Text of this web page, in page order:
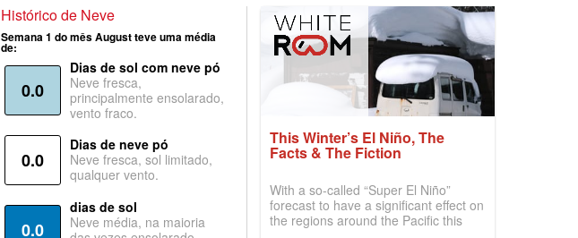
Histórico de Neve
Semana 1 do mês August teve uma média
de:
0.0
Dias de sol com neve pó
Neve fresca,
principalmente ensolarado,
vento fraco.
0.0
Dias de neve pó
Neve fresca, sol limitado,
qualquer vento.
0.0
dias de sol
Neve média, na maioria
This Winter’s El Niño, The
Facts & The Fiction
With a so-called “Super El Niño”
forecast to have a significant effect on
the regions around the Pacific this